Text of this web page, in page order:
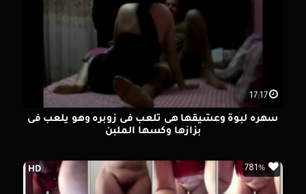
17:17
سهره لبوة وعشيقها هى تلعب فى زوبره وهو يلعب فى
بزازها وكسها الملبن
HD 781%